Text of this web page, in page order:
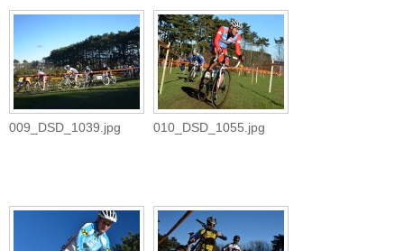
009_DSD_1039.jpg 010_DSD_1055.jpg